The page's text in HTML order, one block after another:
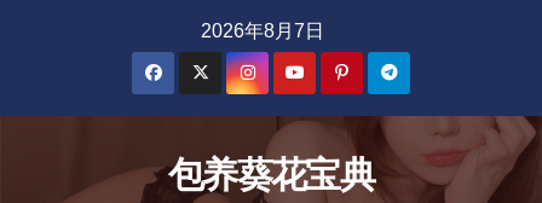
2026年8月7日
包养葵花宝典